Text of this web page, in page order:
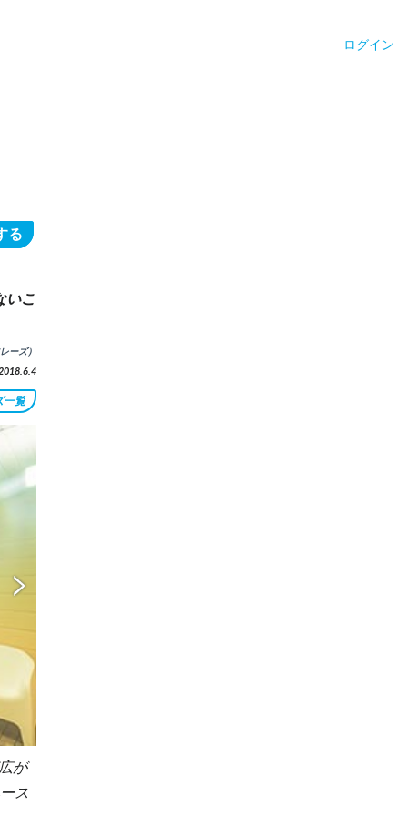
ログイン
る
いこ
ーズ）
一覧
が
ス